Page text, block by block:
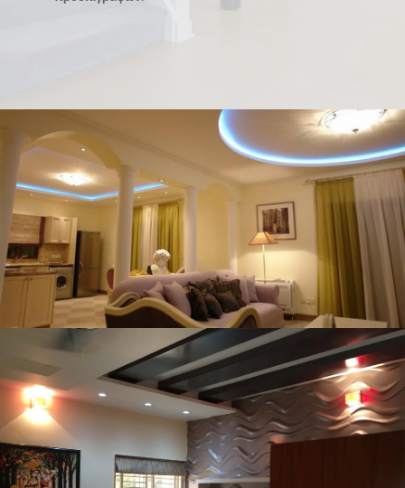
Γύψινες διακοσμητικές
συνθέσεις
Ολοκληρωμένες λύσεις
ψευδοροφών